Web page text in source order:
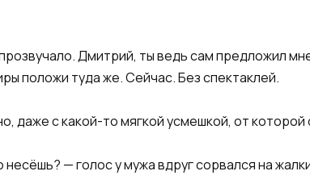
Дмитрий, ты ведь сам предложил
положи туда же. Сейчас. Без спектаклей.
даже с какой-то мягкой усмешкой, от
— голос у мужа вдруг сорвался на